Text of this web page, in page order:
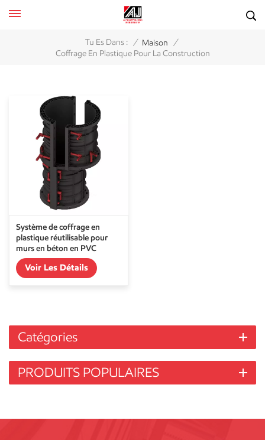
Tu Es Dans : / Maison /
Coffrage En Plastique Pour La Construction
Système de coffrage en
plastique réutilisable pour
murs en béton en PVC
Voir Les Détails
Catégories
PRODUITS POPULAIRES